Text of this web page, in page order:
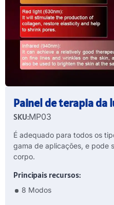
Painel de terapia da
SKU:MP03
É adequado para todos os
gama de aplicações, e pode
corpo.
Principais recursos:
8 Modos